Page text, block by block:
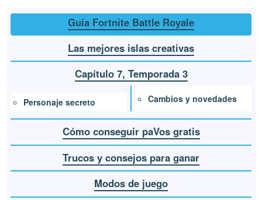
Guía Fortnite Battle Royale
Las mejores islas creativas
Capítulo 7, Temporada 3
Personaje secreto Cambios y novedades
Cómo conseguir paVos gratis
Trucos y consejos para ganar
Modos de juego